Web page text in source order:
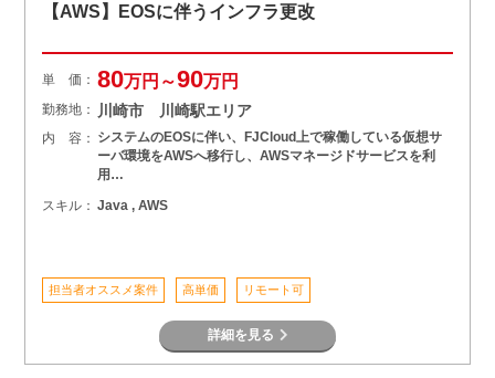
【AWS】EOSに伴うインフラ更改
単 価： 80万円～90万円
勤務地： 川崎市 川崎駅エリア
内 容： システムのEOSに伴い、FJCloud上で稼働している仮想サ
ーバ環境をAWSへ移行し、AWSマネージドサービスを利
用…
スキル： Java , AWS
担当者オススメ案件 高単価 リモート可
詳細を見る